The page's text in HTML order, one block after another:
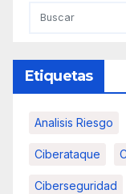
Etiquetas
Analisis Riesgo
Ciberataque
Ciberseguridad